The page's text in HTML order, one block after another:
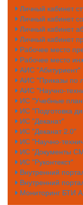
Личный кабинет
Личный кабинет
Личный кабинет
Личный кабинет
Рабочее место
Рабочее место
АИС "Абитуриент"
АИС "Приказы по
АИС "Научно-
ИС "Учебные
ИС "Подготовка
ИС "Деканат"
ИС "Деканат 2.0"
ИС "Научно-
ИС "Документы
ИС "Руконтекст"
Внутренний
Внутренний
Мониторинг БТИ